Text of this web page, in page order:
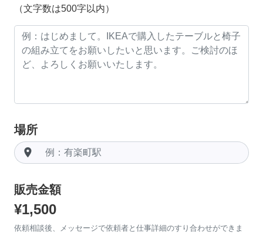
（文字数は500字以内）
場所
room
販売金額
¥1,500
依頼相談後、メッセージで依頼者と仕事詳細のすり合わせができま